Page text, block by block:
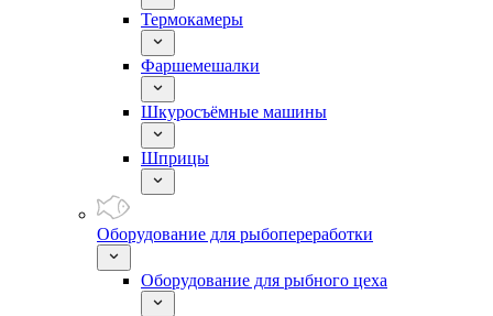
Термокамеры
Фаршемешалки
Шкуросъёмные машины
Шприцы
Оборудование для рыбопереработки
Оборудование для рыбного цеха